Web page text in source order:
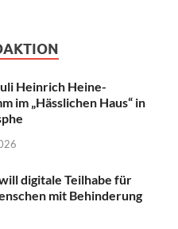
Heinrich Heine-
im „Hässlichen Haus“ in
digitale Teilhabe für
mit Behinderung